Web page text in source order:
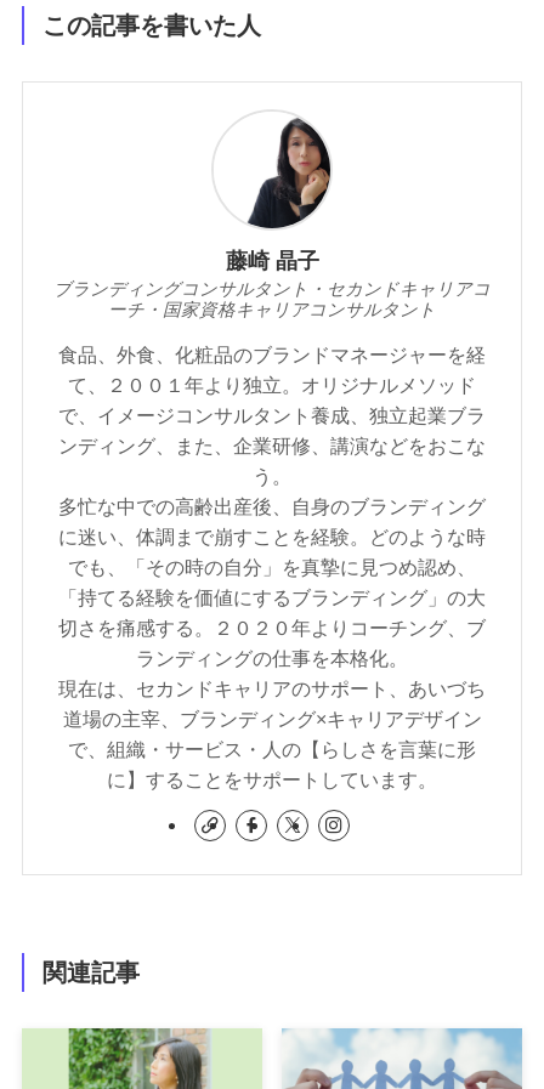
この記事を書いた人
藤崎 晶子
ブランディングコンサルタント・セカンドキャリアコ
ーチ・国家資格キャリアコンサルタント
食品、外食、化粧品のブランドマネージャーを経
て、２００１年より独立。オリジナルメソッド
で、イメージコンサルタント養成、独立起業ブラ
ンディング、また、企業研修、講演などをおこな
う。
多忙な中での高齢出産後、自身のブランディング
に迷い、体調まで崩すことを経験。どのような時
でも、「その時の自分」を真摯に見つめ認め、
「持てる経験を価値にするブランディング」の大
切さを痛感する。２０２０年よりコーチング、ブ
ランディングの仕事を本格化。
現在は、セカンドキャリアのサポート、あいづち
道場の主宰、ブランディング×キャリアデザイン
で、組織・サービス・人の【らしさを言葉に形
に】することをサポートしています。
関連記事